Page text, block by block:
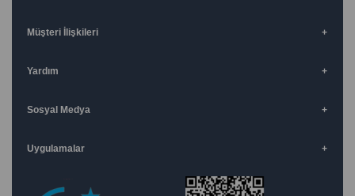
Müşteri İlişkileri
Yardım
Sosyal Medya
Uygulamalar